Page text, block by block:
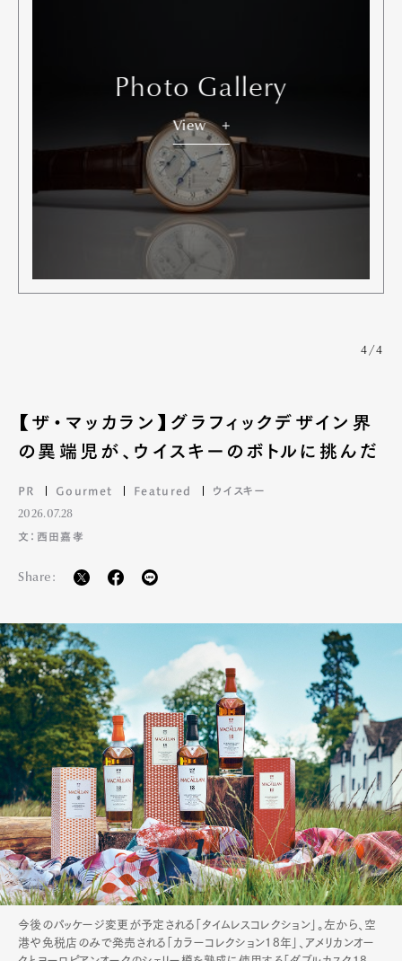
Photo Gallery
View
4/4
【ザ・マッカラン】グラフィックデザイン界
の異端児が、ウイスキーのボトルに挑んだ
PR Gourmet Featured ウイスキー
2026.07.28
文：西田嘉孝
Share:
今後のパッケージ変更が予定される「タイムレスコレクション」。左から、空
港や免税店のみで発売される「カラーコレクション18年」、アメリカンオー